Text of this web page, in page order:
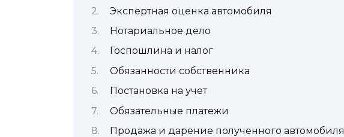
Экспертная оценка автомобиля
Нотариальное дело
Госпошлина и налог
Обязанности собственника
Постановка на учет
Обязательные платежи
Продажа и дарение полученного автомобиля